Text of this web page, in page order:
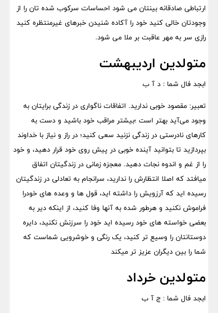
ارتباطی صادقانه بینتان می شود احساسات سرکوب شده تان را از
وجودتان خالی کنید خود را آکاده شنیدن خبرهای غیرمنتظره کنید
رازی سر به مهر عاقبت بر ملا می شود.
متولدین اردیبهشت
ابجد فال شما : د آ ب
تعبیر: مقصود خوبی ندارید. اتفاقات ناگواری در زندگی برایتان به
وجود می‌آید بهتر است ؛بیشتر مراقب خود باشید و دست به
کارهای نادرستی در زندگی نزنید سعی کنید؛ در راز و نیاز با خداوند
بپردازید تا بتوانید آینده خوبی در پیش روی خود قرار دهید، و خود
را از غم و اندوه نجات دهید. معجزه زمانی در زندگیتان اتفاق
میافتد که اصلا انتظارش را ندارید، سرانجام به تعادلی در زندگیتان
رسیده اید که آرزویش را داشته اید، قول ها و وعده های خودرا
فراموش نکنید و هرطور شده به آنها وفا کنید، از اینکه دیر به
بعضی خواسته های خود رسیده اید خود را سرزنش نکنید، دایره
دوستانتان را وسیع تر کنید، یک رنگی و خوشرویی شماست که
شما را بین دیگران عزیز تر میکند
متولدین خرداد
ابجد فال شما : ج آ ب